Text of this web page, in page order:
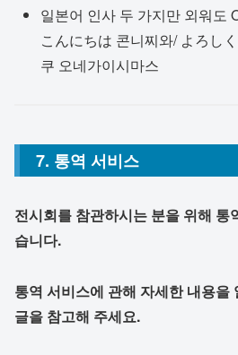
일본어 인사 두 가지만 외워도
こんにちは 콘니찌와/ よろし
쿠 오네가이시마스
7. 통역 서비스
전시회를 참관하시는 분을 위해 통
습니다.
통역 서비스에 관해 자세한 내용을
글을 참고해 주세요.